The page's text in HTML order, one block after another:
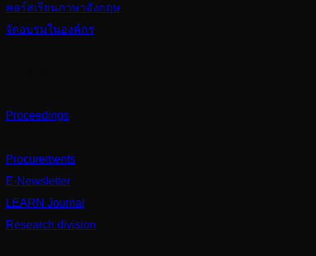
คอร์สเรียนภาษาอังกฤษ
จัดอบรมในองค์กร
Proceedings
Procurements
E-Newsletter
LEARN Journal
Research division